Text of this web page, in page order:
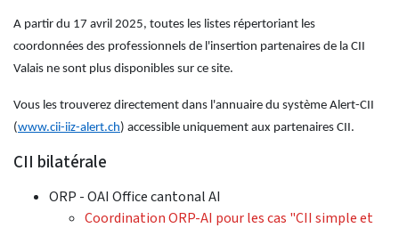
A partir du 17 avril 2025, toutes les listes répertoriant les
coordonnées des professionnels de l'insertion partenaires de la CII
Valais ne sont plus disponibles sur ce site.
Vous les trouverez directement dans l'annuaire du système Alert-CII
(www.cii-iiz-alert.ch) accessible uniquement aux partenaires CII.
CII bilatérale
ORP - OAI Office cantonal AI
Coordination ORP-AI pour les cas "CII simple et